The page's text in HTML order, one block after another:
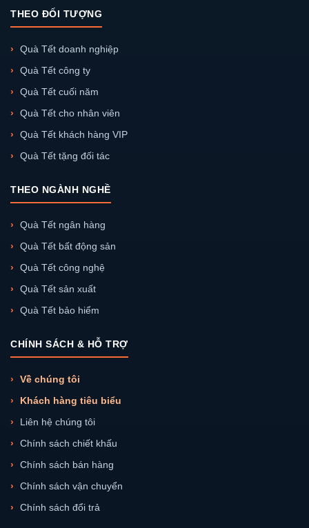
THEO ĐỐI TƯỢNG
Quà Tết doanh nghiệp
Quà Tết công ty
Quà Tết cuối năm
Quà Tết cho nhân viên
Quà Tết khách hàng VIP
Quà Tết tặng đối tác
THEO NGÀNH NGHỀ
Quà Tết ngân hàng
Quà Tết bất động sản
Quà Tết công nghệ
Quà Tết sản xuất
Quà Tết bảo hiểm
CHÍNH SÁCH & HỖ TRỢ
Về chúng tôi
Khách hàng tiêu biểu
Liên hệ chúng tôi
Chính sách chiết khấu
Chính sách bán hàng
Chính sách vận chuyển
Chính sách đổi trả